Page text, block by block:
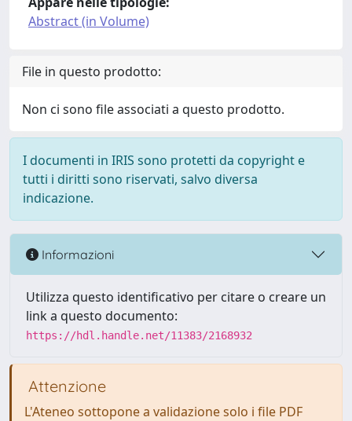
Abstract (in Volume)
File in questo prodotto:
Non ci sono file associati a questo prodotto.
I documenti in IRIS sono protetti da copyright e
tutti i diritti sono riservati, salvo diversa
indicazione.
Informazioni
Utilizza questo identificativo per citare o creare un
link a questo documento:
https://hdl.handle.net/11383/2168932
Attenzione
L'Ateneo sottopone a validazione solo i file PDF